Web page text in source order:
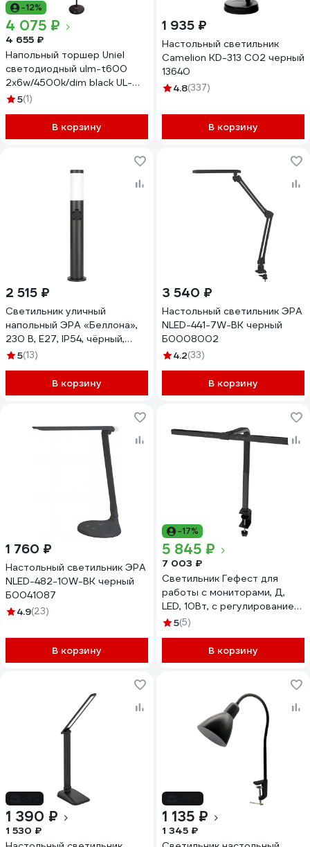
-12%
4 075 ₽
4 655 ₽
Напольный торшер Uniel
светодиодный ulm-t600
2x6w/4500k/dim black UL-
00010174
5(1)
В корзину
1 935 ₽
Настольный светильник
Camelion KD-313 C02 черный
13640
4.8(337)
В корзину
2 515 ₽
Светильник уличный
напольный ЭРА «Беллона»,
230 В, E27, IP54, чёрный,
высота 650 мм, с розеткой
Б0071048
5(13)
В корзину
3 540 ₽
Настольный светильник ЭРА
NLED-441-7W-BK черный
Б0008002
4.2(33)
В корзину
1 760 ₽
Настольный светильник ЭРА
NLED-482-10W-BK черный
Б0041087
4.9(23)
В корзину
-17%
5 845 ₽
7 003 ₽
Светильник Гефест для
работы с мониторами, Д,
LED, 10Вт, с регулированием
уровня яркости и
черный Трансвит 45576
5(5)
В корзину
1 390 ₽
1 530 ₽
1 135 ₽
1 345 ₽